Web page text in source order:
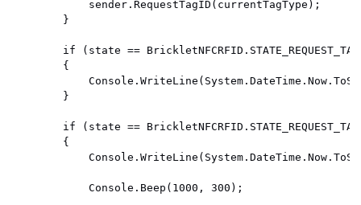
sender.RequestTagID(currentTagType);
}
if (state ==
{
}
if (state ==
{
Console.Beep(1000, 300);